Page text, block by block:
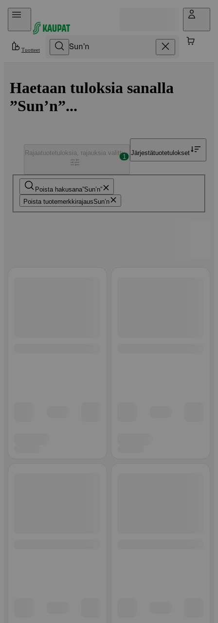
Hyppää sisältöön
Tuotteet
Haetaan tuloksia sanalla
”Sun’n”...
Poista hakusana Sun’n
Poista tuotemerkkirajausSun’n
Rajaatuotetuloksia, rajauksia valittu
1
Järjestätuotetulokset